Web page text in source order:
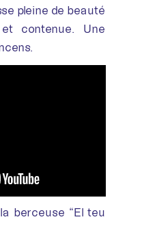
pleine de beauté
contenue. Une
berceuse “El teu